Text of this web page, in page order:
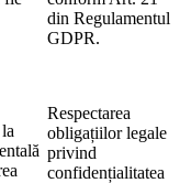
din Regulamentul
GDPR.
Respectarea
obligațiilor legale
privind
confidențialitatea